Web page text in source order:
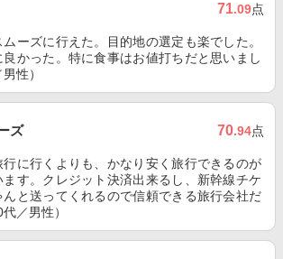
71.09点
ーズに行えた。目的地の選定も楽でした。
かった。特に食事はお値打ちだと思いまし
性）
ズ 70.94点
に行くよりも、かなり安く旅行できるのが
す。クレジット決済出来るし、新幹線チケ
んと送ってくれるので信頼できる旅行会社だ
／男性）